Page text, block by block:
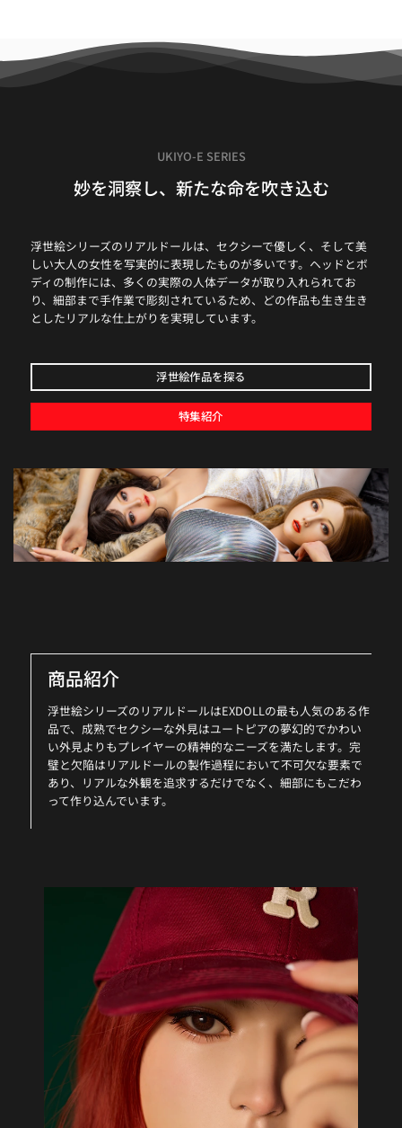
UKIYO-E SERIES
妙を洞察し、新たな命を吹き込む
浮世絵シリーズのリアルドールは、セクシーで優しく、そして美
しい大人の女性を写実的に表現したものが多いです。ヘッドとボ
ディの制作には、多くの実際の人体データが取り入れられてお
り、細部まで手作業で彫刻されているため、どの作品も生き生き
としたリアルな仕上がりを実現しています。
浮世絵作品を探る
特集紹介
商品紹介
浮世絵シリーズのリアルドールはEXDOLLの最も人気のある作
品で、成熟でセクシーな外見はユートピアの夢幻的でかわい
い外見よりもプレイヤーの精神的なニーズを満たします。完
璧と欠陥はリアルドールの製作過程において不可欠な要素で
あり、リアルな外観を追求するだけでなく、細部にもこだわ
って作り込んでいます。